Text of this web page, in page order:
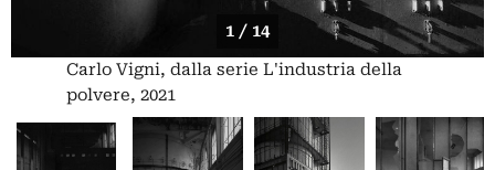
1 / 14
Carlo Vigni, dalla serie L'industria della
polvere, 2021